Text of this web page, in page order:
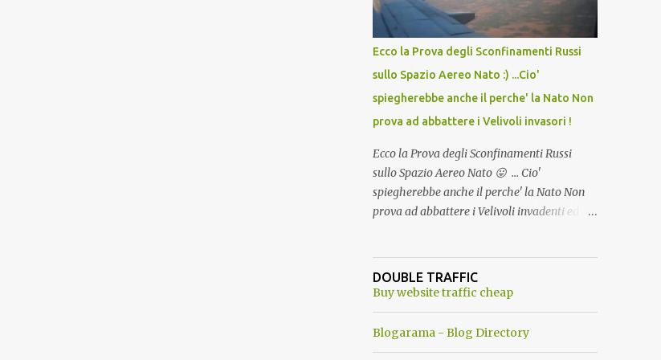
del Capo, era "spettacolare Ghiacciato, ma
andava bene anche, a Temperatura
Ambiente"! Riproponiamo l'articolo per NON
Ecco la Prova degli Sconfinamenti Russi
sullo Spazio Aereo Nato :) ...Cio'
spiegherebbe anche il perche' la Nato Non
prova ad abbattere i Velivoli invasori !
Ecco la Prova degli Sconfinamenti Russi
sullo Spazio Aereo Nato 😛 ... Cio'
spiegherebbe anche il perche' la Nato Non
prova ad abbattere i Velivoli invadenti ed
alcuna notizia di un'invasione dello spazio
aereo NATO da parte di un robot chiamato
ancora una fantasia Nato o forse una "False
DOUBLE TRAFFIC
Buy website traffic cheap
Blogarama - Blog Directory